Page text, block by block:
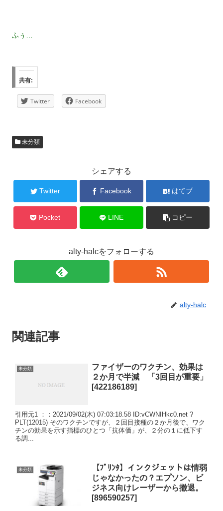
ふぅ…
共有:
Twitter Facebook
未分類
シェアする
Twitter Facebook はてブ
Pocket LINE コピー
alty-halcをフォローする
alty-halc
関連記事
未分類
ファイザーのワクチン、効果は
２か月で半減 「3回目が重要」
[422186189]
引用元1 ：：2021/09/02(木) 07:03:18.58 ID:vCWNIHkc0.net ?
PLT(12015) そのワクチンですが、２回目接種の２か月後で、ワク
チンの効果を示す指標のひとつ「抗体価」が、２分の１に低下す
る調...
未分類
【ﾌﾟﾘﾝﾀ】インクジェットは情弱
じゃなかったの？エプソン、ビ
ジネス向けレーザーから撤退。
[896590257]